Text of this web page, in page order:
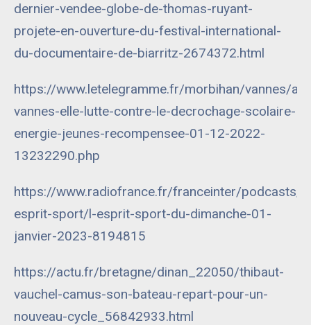
dernier-vendee-globe-de-thomas-ruyant-
projete-en-ouverture-du-festival-international-
du-documentaire-de-biarritz-2674372.html
https://www.letelegramme.fr/morbihan/vannes/a-
vannes-elle-lutte-contre-le-decrochage-scolaire-
energie-jeunes-recompensee-01-12-2022-
13232290.php
https://www.radiofrance.fr/franceinter/podcasts/l-
esprit-sport/l-esprit-sport-du-dimanche-01-
janvier-2023-8194815
https://actu.fr/bretagne/dinan_22050/thibaut-
vauchel-camus-son-bateau-repart-pour-un-
nouveau-cycle_56842933.html